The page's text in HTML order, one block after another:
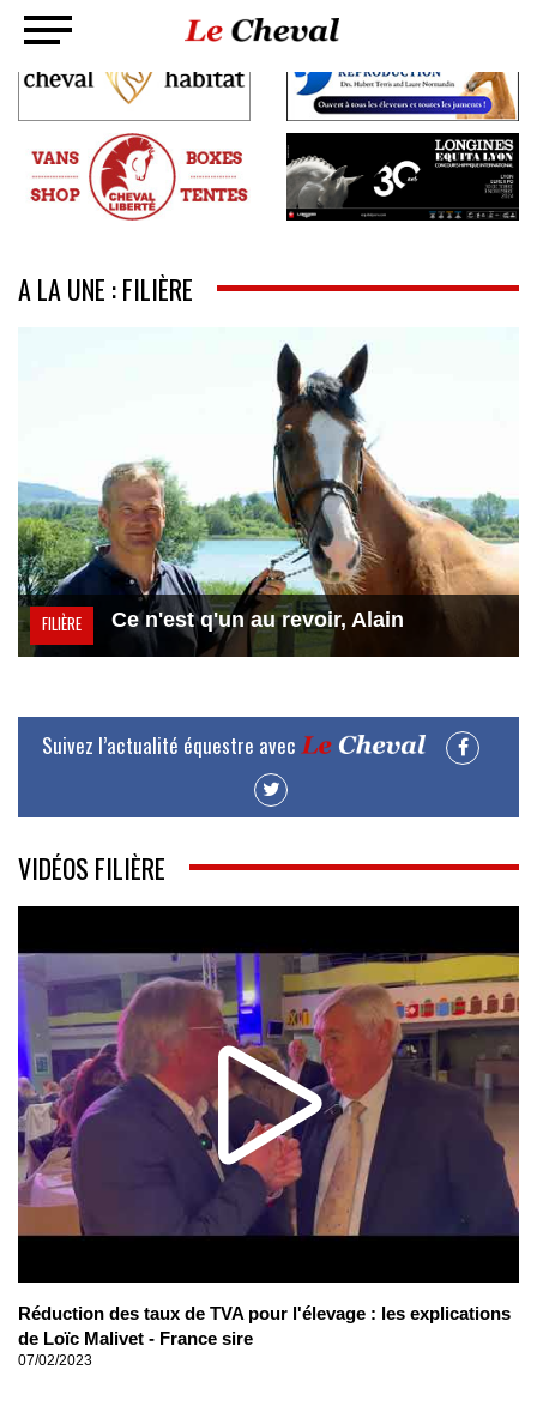
A LA UNE : FILIÈRE
FILIÈRE Ce n'est q'un au revoir, Alain
Suivez l’actualité équestre avec
VIDÉOS FILIÈRE
Réduction des taux de TVA pour l'élevage : les explications
de Loïc Malivet - France sire
07/02/2023